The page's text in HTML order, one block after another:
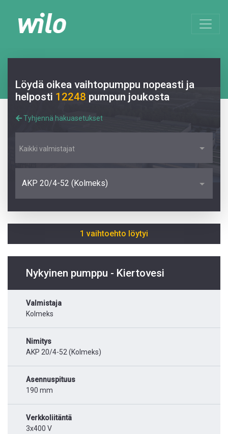
Löydä oikea vaihtopumppu nopeasti ja
helposti 12248 pumpun joukosta
Tyhjennä hakuasetukset
Kaikki valmistajat
AKP 20/4-52 (Kolmeks)
1 vaihtoehto löytyi
Nykyinen pumppu - Kiertovesi
Valmistaja
Kolmeks
Nimitys
AKP 20/4-52 (Kolmeks)
Asennuspituus
190 mm
Verkkoliitäntä
3x400 V